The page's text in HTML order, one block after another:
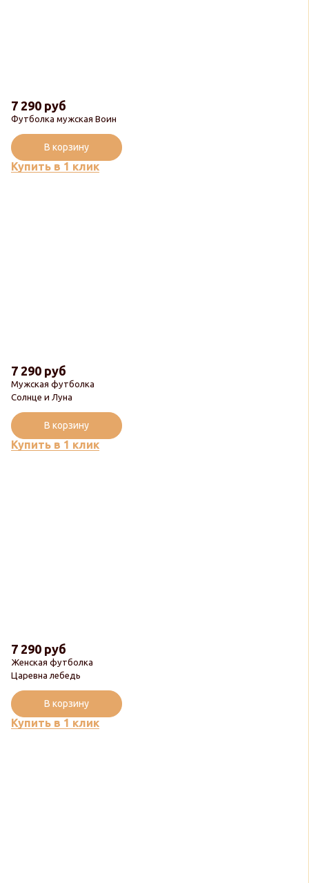
Футболка мужская Воин
7 290 руб
Купить в 1 клик
В корзину
Мужская футболка
Солнце и Луна
7 290 руб
Купить в 1 клик
В корзину
Женская футболка
Царевна лебедь
7 290 руб
Купить в 1 клик
В корзину